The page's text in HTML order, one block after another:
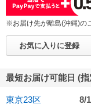
※お届け先が離島(沖縄)の
お気に入りに登録
最短お届け可能日 (
東京23区 8/